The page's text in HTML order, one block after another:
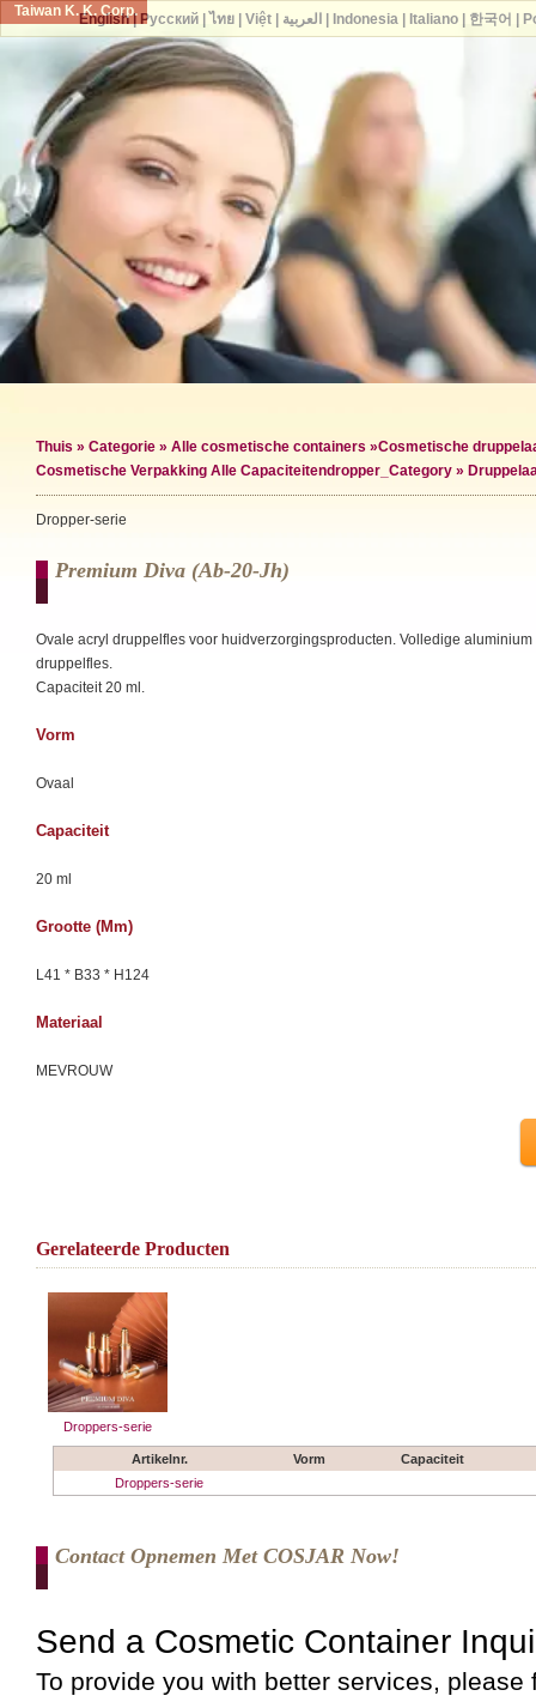
Taiwan K. K. Corp.
Thuis » Categorie » Alle cosmetische containers »Cosmetische
Cosmetische Verpakking Alle Capaciteitendropper_Category »
Dropper-serie
Premium Diva (ab-20-Jh)
Ovale acryl druppelfles voor huidverzorgingsproducten. Volledige aluminium
druppelfles.
Capaciteit 20 ml.
Vorm
Ovaal
Capaciteit
20 ml
Grootte (mm)
L41 * B33 * H124
Materiaal
MEVROUW
Gerelateerde Producten
Droppers-serie
Artikelnr. Vorm
Capaciteit
Droppers-serie
Contact Opnemen Met COSJAR Now!
English| Русский| ไทย| Việt| العربية Indonesia| Italiano| 한국어